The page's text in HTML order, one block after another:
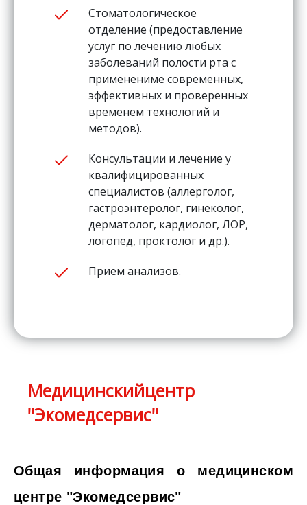
Стоматологическое
отделение (предоставление
услуг по лечению любых
заболеваний полости рта с
применениме современных,
эффективных и проверенных
временем технологий и
методов).
Консультации и лечение у
квалифицированных
специалистов (аллерголог,
гастроэнтеролог, гинеколог,
дерматолог, кардиолог, ЛОР,
логопед, проктолог и др.).
Прием анализов.
Медицинскийцентр
"Экомедсервис"
Общая информация о медицинском
центре "Экомедсервис"